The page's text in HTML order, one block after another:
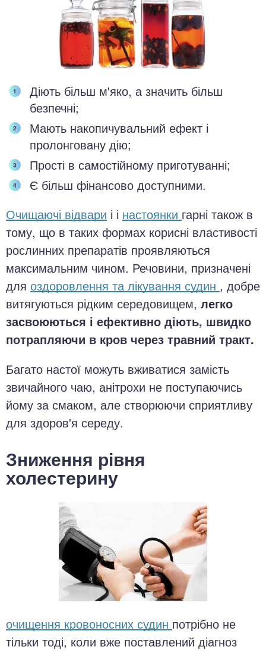
Діють більш м'яко, а значить більш
безпечні;
Мають накопичувальний ефект і
пролонговану дію;
Прості в самостійному приготуванні;
Є більш фінансово доступними.
Очищаючі відвари і і настоянки гарні також в
тому, що в таких формах корисні властивості
рослинних препаратів проявляються
максимальним чином. Речовини, призначені
для оздоровлення та лікування судин , добре
витягуються рідким середовищем, легко
засвоюються і ефективно діють, швидко
потрапляючи в кров через травний тракт.
Багато настої можуть вживатися замість
звичайного чаю, анітрохи не поступаючись
йому за смаком, але створюючи сприятливу
для здоров'я середу.
Зниження рівня
холестерину
очищення кровоносних судин потрібно не
тільки тоді, коли вже поставлений діагноз